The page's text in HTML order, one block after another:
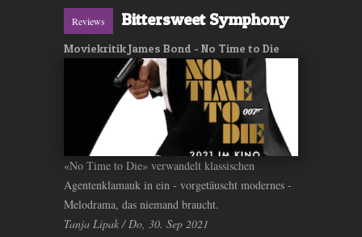
Reviews Bittersweet Symphony
Moviekritik James Bond - No Time to Die
«No Time to Die» verwandelt klassischen
Agentenklamauk in ein - vorgetäuscht modernes -
Melodrama, das niemand braucht.
Tanja Lipak / Do, 30. Sep 2021